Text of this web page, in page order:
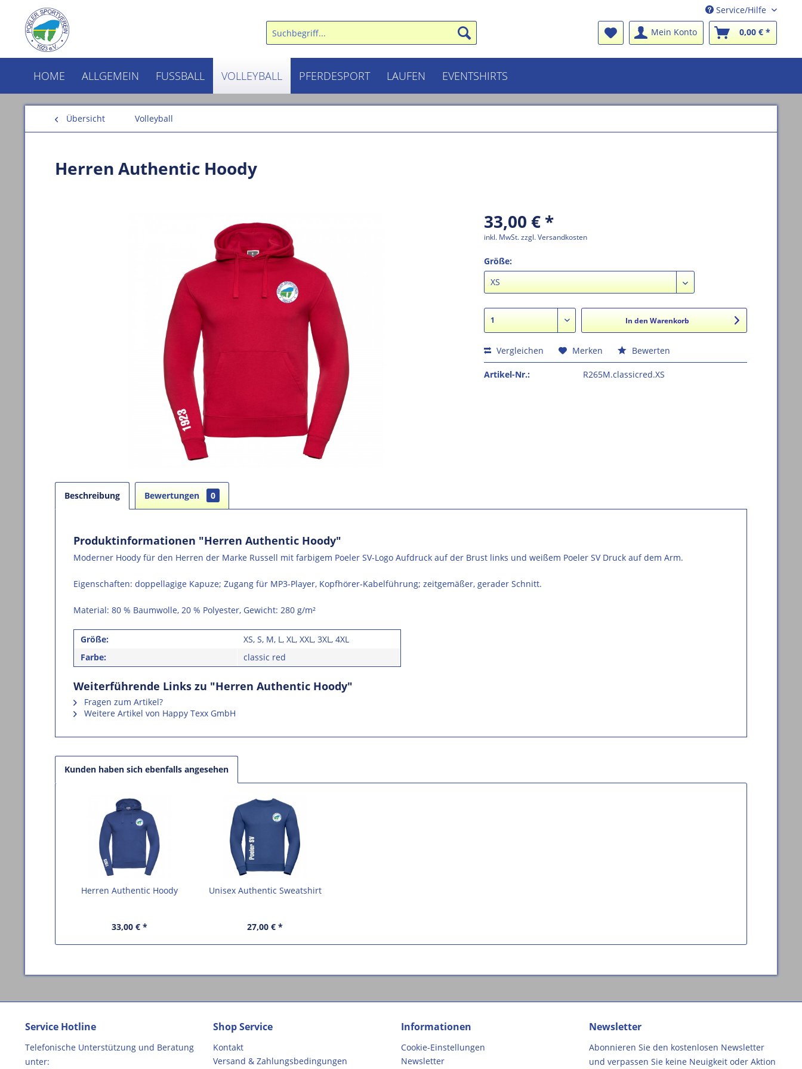
Service/Hilfe
Mein Konto
0,00 € *
HOME ALLGEMEIN FUSSBALL VOLLEYBALL PFERDESPORT LAUFEN EVENTSHIRTS
Übersicht Volleyball
Herren Authentic Hoody
33,00 € *
inkl. MwSt.zzgl. Versandkosten
Größe:
In den Warenkorb
Vergleichen Merken Bewerten
Artikel-Nr.: R265M.classicred.XS
Beschreibung Bewertungen 0
Produktinformationen "Herren Authentic Hoody"
Moderner Hoody für den Herren der Marke Russell mit farbigem Poeler SV-Logo Aufdruck auf der Brust links und weißem Poeler SV Druck auf dem Arm.
Eigenschaften: doppellagige Kapuze; Zugang für MP3-Player, Kopfhörer-Kabelführung; zeitgemäßer, gerader Schnitt.
Material: 80 % Baumwolle, 20 % Polyester, Gewicht: 280 g/m²
Größe:
XS, S, M, L, XL, XXL, 3XL, 4XL
Farbe:
classic red
Weiterführende Links zu "Herren Authentic Hoody"
Fragen zum Artikel?
Weitere Artikel von Happy Texx GmbH
Kunden haben sich ebenfalls angesehen
Herren Authentic Hoody
33,00 € *
Unisex Authentic Sweatshirt
27,00 € *
Service Hotline
Telefonische Unterstützung und Beratung
unter:
Shop Service
Kontakt
Versand & Zahlungsbedingungen
Informationen
Cookie-Einstellungen
Newsletter
Newsletter
Abonnieren Sie den kostenlosen Newsletter
und verpassen Sie keine Neuigkeit oder Aktion